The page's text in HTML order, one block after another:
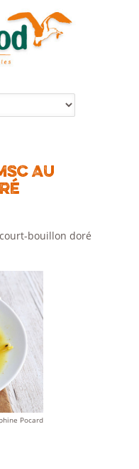
AU
bouillon doré
Pocard